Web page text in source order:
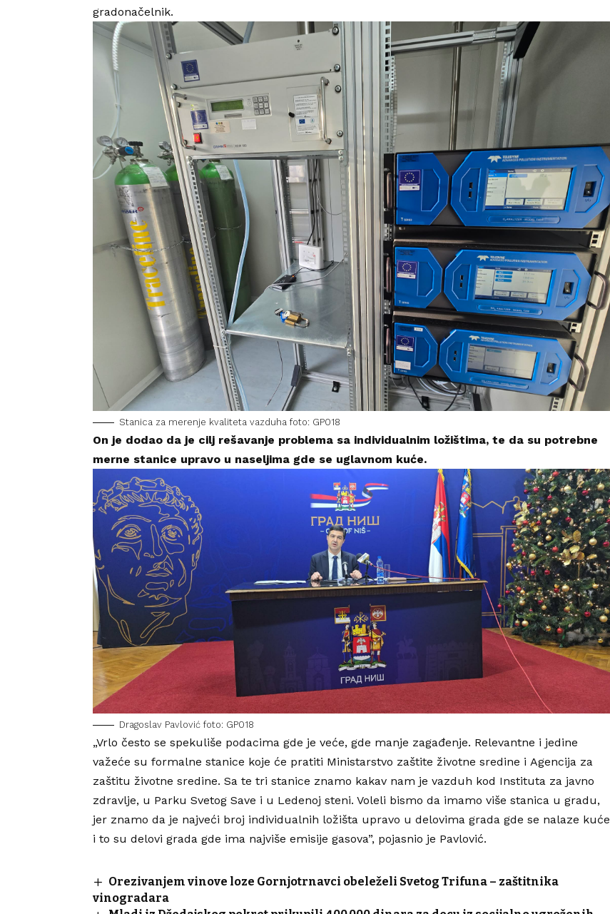
gradonačelnik.
Stanica za merenje kvaliteta vazduha foto: GP018
On je dodao da je cilj rešavanje problema sa individualnim ložištima, te da su potrebne
merne stanice upravo u naseljima gde se uglavnom kuće.
Dragoslav Pavlović foto: GP018
„Vrlo često se spekuliše podacima gde je veće, gde manje zagađenje. Relevantne i jedine
važeće su formalne stanice koje će pratiti Ministarstvo zaštite životne sredine i Agencija za
zaštitu životne sredine. Sa te tri stanice znamo kakav nam je vazduh kod Instituta za javno
zdravlje, u Parku Svetog Save i u Ledenoj steni. Voleli bismo da imamo više stanica u gradu,
jer znamo da je najveći broj individualnih ložišta upravo u delovima grada gde se nalaze kuće
i to su delovi grada gde ima najviše emisije gasova”, pojasnio je Pavlović.
Orezivanjem vinove loze Gornjotrnavci obeleželi Svetog Trifuna – zaštitnika
vinogradara